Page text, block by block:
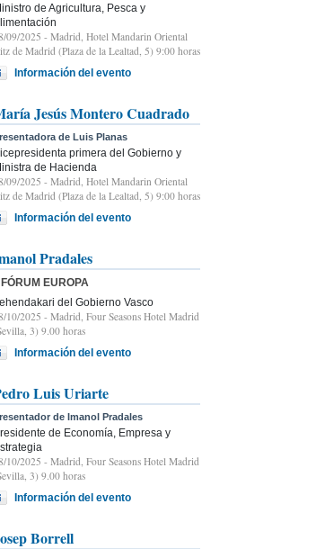
de Agricultura, Pesca y
09/2025 - Madrid, Hotel Mandarin Oriental
de Madrid (Plaza de la Lealtad, 5) 9:00 horas
Información del evento
Jesús Montero Cuadrado
de Luis Planas
primera del Gobierno y
de Hacienda
09/2025 - Madrid, Hotel Mandarin Oriental
de Madrid (Plaza de la Lealtad, 5) 9:00 horas
Información del evento
Pradales
FÓRUM EUROPA
del Gobierno Vasco
10/2025 - Madrid, Four Seasons Hotel Madrid
3) 9.00 horas
Información del evento
Luis Uriarte
de Imanol Pradales
de Economía, Empresa y
10/2025 - Madrid, Four Seasons Hotel Madrid
3) 9.00 horas
Información del evento
Borrell